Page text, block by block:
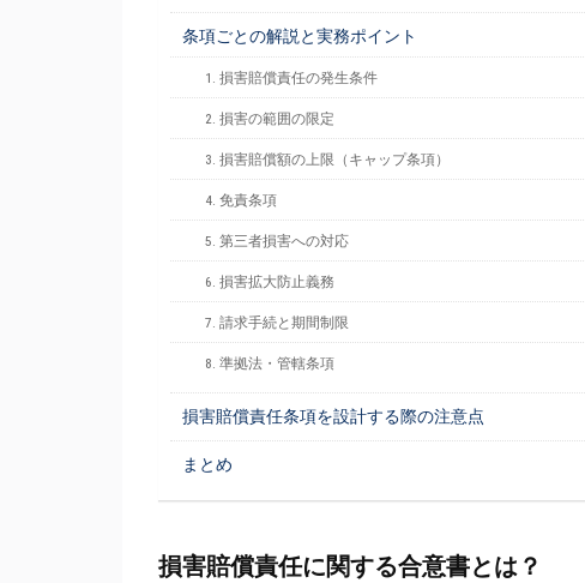
条項ごとの解説と実務ポイント
1. 損害賠償責任の発生条件
2. 損害の範囲の限定
3. 損害賠償額の上限（キャップ条項）
4. 免責条項
5. 第三者損害への対応
6. 損害拡大防止義務
7. 請求手続と期間制限
8. 準拠法・管轄条項
損害賠償責任条項を設計する際の注意点
まとめ
損害賠償責任に関する合意書とは？